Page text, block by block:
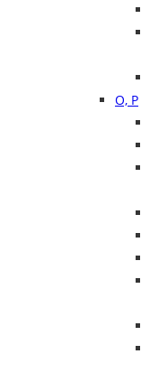
O, P